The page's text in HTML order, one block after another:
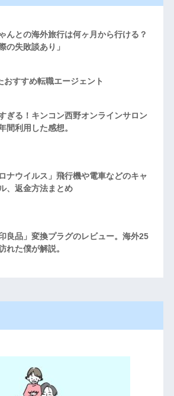
んとの海外旅行は何ヶ月から行ける？
の失敗談あり」
おすすめ転職エージェント
ぎる！キンコン西野オンラインサロン
間利用した感想。
ロナウイルス」飛行機や電車などのキャ
、返金方法まとめ
印良品」変換プラグのレビュー。海外25
れた僕が解説。